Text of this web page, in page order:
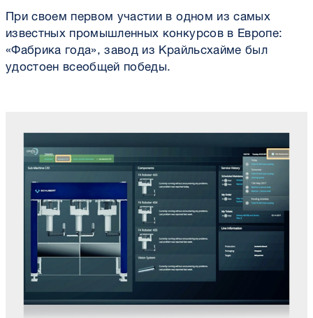
При своем первом участии в одном из самых
известных промышленных конкурсов в Европе:
«Фабрика года», завод из Крайльсхайме был
удостоен всеобщей победы.